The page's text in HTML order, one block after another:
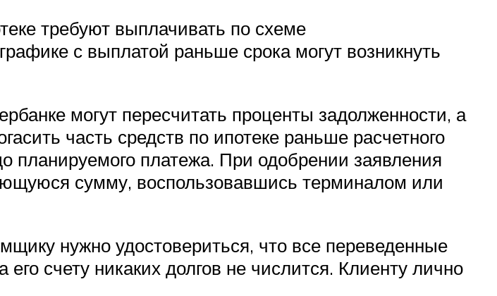
требуют выплачивать по схеме
с выплатой раньше срока могут возникнуть
могут пересчитать проценты задолженности, а
часть средств по ипотеке раньше расчетного
планируемого платежа. При одобрении заявления
сумму, воспользовавшись терминалом или
нужно удостовериться, что все переведенные
счету никаких долгов не числится. Клиенту лично